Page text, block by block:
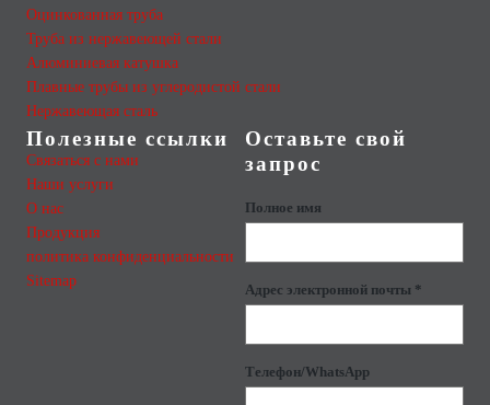
Оцинкованная труба
Труба из нержавеющей стали
Алюминиевая катушка
Плавные трубы из углеродистой стали
Нержавеющая сталь
Полезные ссылки
Связаться с нами
Наши услуги
О нас
Продукция
политика конфиденциальности
Sitemap
Оставьте свой
запрос
Полное имя
Адрес электронной почты *
Телефон/WhatsApp